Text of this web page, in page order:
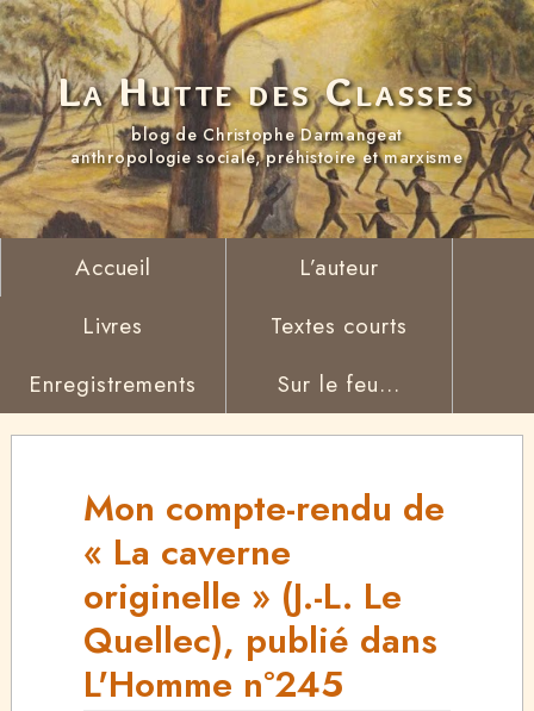
La Hutte des Classes
blog de Christophe Darmangeat
anthropologie sociale, préhistoire et marxisme
Accueil
L’auteur
Livres
Textes courts
Enregistrements
Sur le feu...
Mon compte-rendu de
« La caverne
originelle » (J.-L. Le
Quellec), publié dans
L'Homme n°245